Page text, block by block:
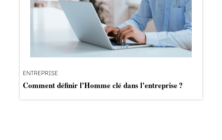
ENTREPRISE
Comment définir l’Homme clé dans l’entreprise ?